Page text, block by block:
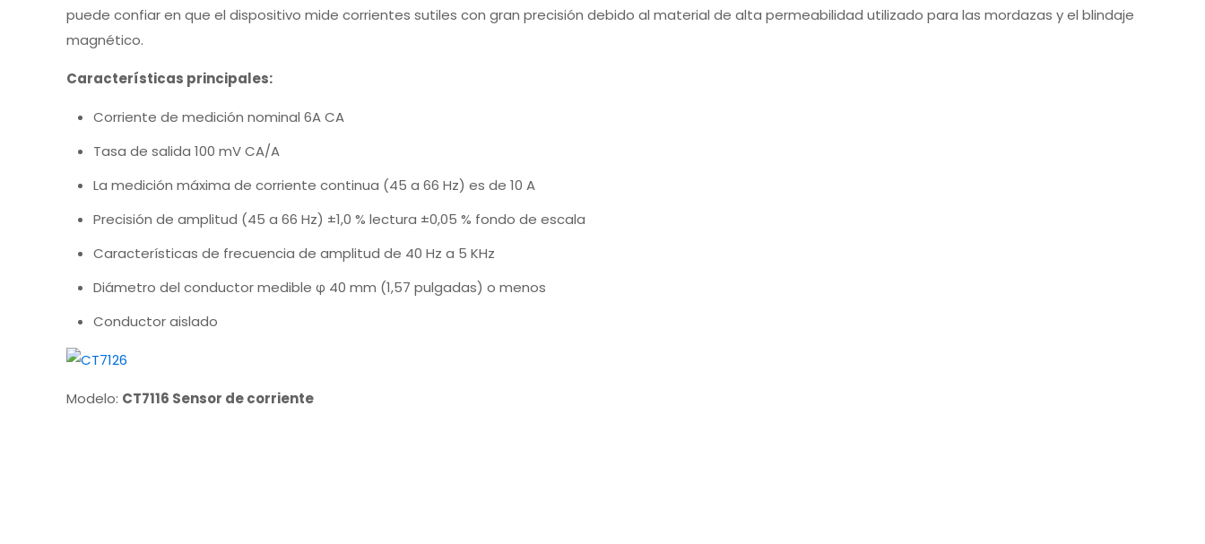
puede confiar en que el dispositivo mide corrientes sutiles con gran precisión debido al material de alta permeabilidad utilizado para las mordazas y el blindaje
magnético.
Características principales:
Corriente de medición nominal 6A CA
Tasa de salida 100 mV CA/A
La medición máxima de corriente continua (45 a 66 Hz) es de 10 A
Precisión de amplitud (45 a 66 Hz) ±1,0 % lectura ±0,05 % fondo de escala
Características de frecuencia de amplitud de 40 Hz a 5 KHz
Diámetro del conductor medible φ 40 mm (1,57 pulgadas) o menos
Conductor aislado
Modelo: CT7116 Sensor de corriente